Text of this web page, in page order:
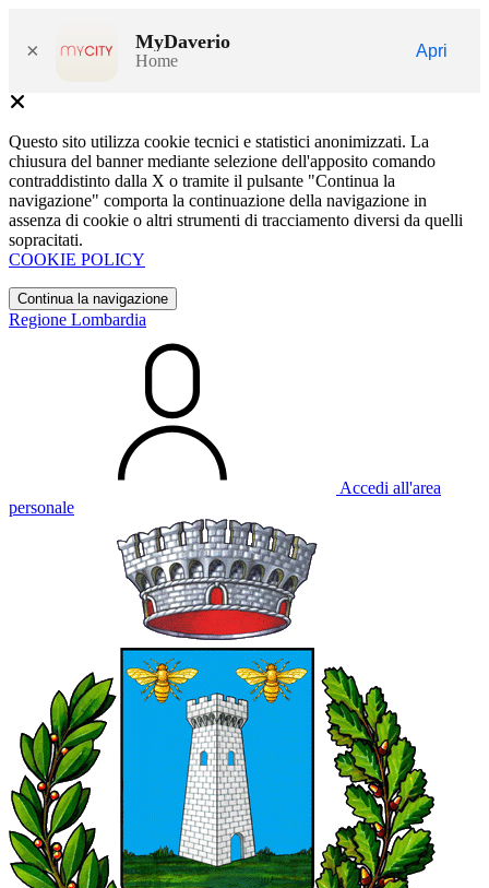
× MyDaverio
Home
Apri
Questo sito utilizza cookie tecnici e statistici anonimizzati. La
chiusura del banner mediante selezione dell'apposito comando
contraddistinto dalla X o tramite il pulsante "Continua la
navigazione" comporta la continuazione della navigazione in
assenza di cookie o altri strumenti di tracciamento diversi da quelli
sopracitati.
COOKIE POLICY
Continua la navigazione
Regione Lombardia
Accedi all'area
personale